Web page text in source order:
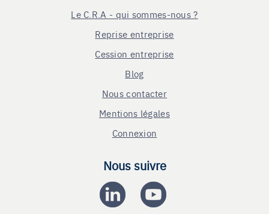
Le C.R.A - qui sommes-nous ?
Reprise entreprise
Cession entreprise
Blog
Nous contacter
Mentions légales
Connexion
Nous suivre